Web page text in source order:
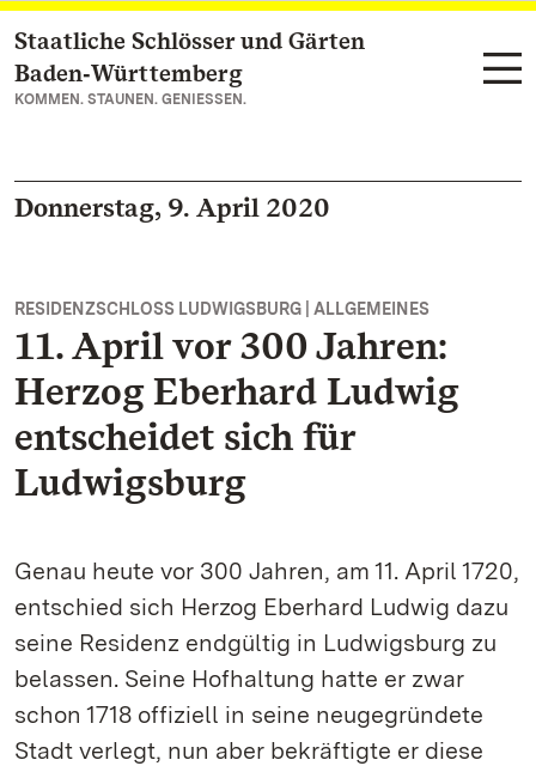
Zum Hauptinhalt springen
Staatliche Schlösser und Gärten
Baden‑Württemberg
KOMMEN. STAUNEN. GENIESSEN.
Donnerstag, 9. April 2020
RESIDENZSCHLOSS LUDWIGSBURG | ALLGEMEINES
11. April vor 300 Jahren:
Herzog Eberhard Ludwig
entscheidet sich für
Ludwigsburg
Genau heute vor 300 Jahren, am 11. April 1720,
entschied sich Herzog Eberhard Ludwig dazu
seine Residenz endgültig in Ludwigsburg zu
belassen. Seine Hofhaltung hatte er zwar
schon 1718 offiziell in seine neugegründete
Stadt verlegt, nun aber bekräftigte er diese